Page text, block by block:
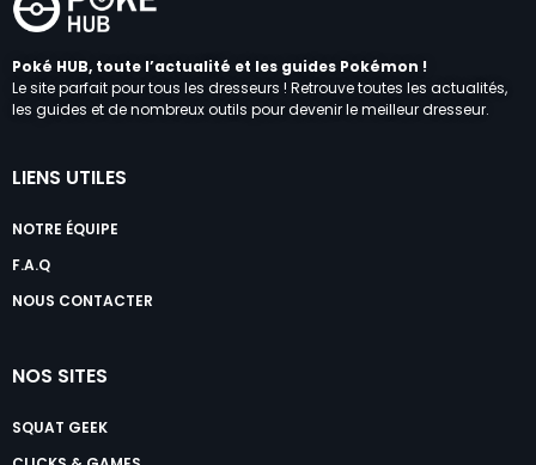
Poké HUB, toute l’actualité et les guides Pokémon !
Le site parfait pour tous les dresseurs ! Retrouve toutes les actualités,
les guides et de nombreux outils pour devenir le meilleur dresseur.
LIENS UTILES
NOTRE ÉQUIPE
F.A.Q
NOUS CONTACTER
NOS SITES
SQUAT GEEK